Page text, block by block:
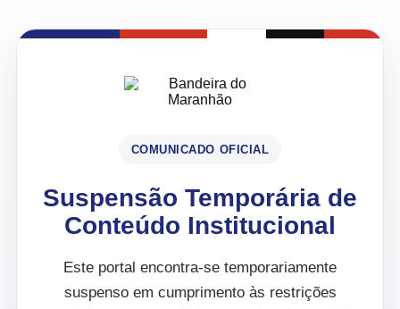
COMUNICADO OFICIAL
Suspensão Temporária de
Conteúdo Institucional
Este portal encontra-se temporariamente
suspenso em cumprimento às restrições